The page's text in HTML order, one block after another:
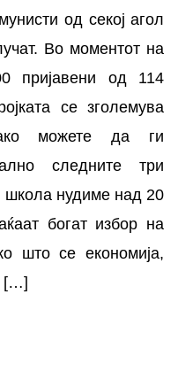
од секој агол
Во моментот на
пријавени од 114
се зголемува
можете да ги
следните три
школа нудиме над 20
богат избор на
што се економија,
[…]